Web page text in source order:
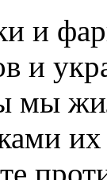
и
и
мы